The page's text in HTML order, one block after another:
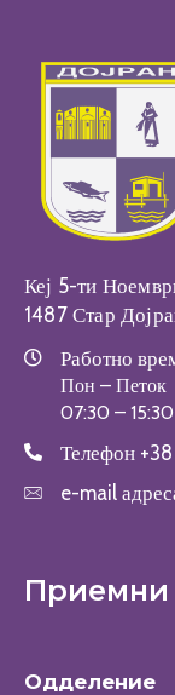
Кеј 5-ти
1487 Стар
Работно
Пон – Петок
07:30 – 15:30
Телефон
e-mail
Приемни
Одделение